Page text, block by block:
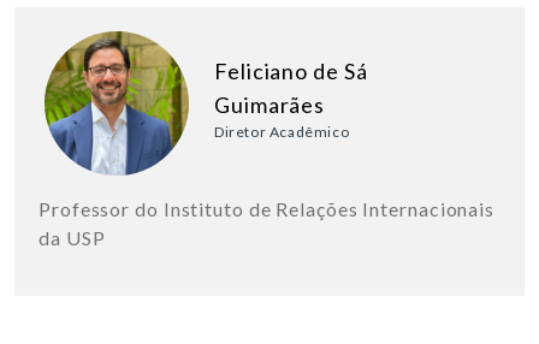
Feliciano de Sá
Guimarães
Diretor Acadêmico
Professor do Instituto de Relações Internacionais
da USP